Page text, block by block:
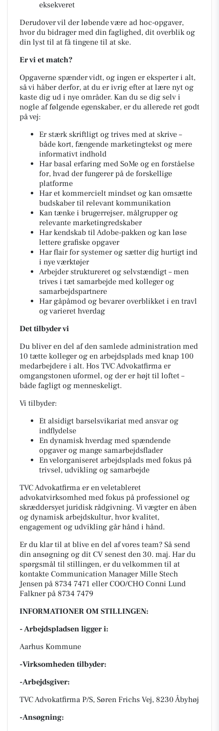
eksekveret
Derudover vil der løbende være ad hoc-opgaver,
hvor du bidrager med din faglighed, dit overblik og
din lyst til at få tingene til at ske.
Er vi et match?
Opgaverne spænder vidt, og ingen er eksperter i alt,
så vi håber derfor, at du er ivrig efter at lære nyt og
kaste dig ud i nye områder. Kan du se dig selv i
nogle af følgende egenskaber, er du allerede ret godt
på vej:
Er stærk skriftligt og trives med at skrive –
både kort, fængende marketingtekst og mere
informativt indhold
Har basal erfaring med SoMe og en forståelse
for, hvad der fungerer på de forskellige
platforme
Har et kommercielt mindset og kan omsætte
budskaber til relevant kommunikation
Kan tænke i brugerrejser, målgrupper og
relevante marketingredskaber
Har kendskab til Adobe-pakken og kan løse
lettere grafiske opgaver
Har flair for systemer og sætter dig hurtigt ind
i nye værktøjer
Arbejder struktureret og selvstændigt – men
trives i tæt samarbejde med kolleger og
samarbejdspartnere
Har gåpåmod og bevarer overblikket i en travl
og varieret hverdag
Det tilbyder vi
Du bliver en del af den samlede administration med
10 tætte kolleger og en arbejdsplads med knap 100
medarbejdere i alt. Hos TVC Advokatfirma er
omgangstonen uformel, og der er højt til loftet –
både fagligt og menneskeligt.
Vi tilbyder:
Et alsidigt barselsvikariat med ansvar og
indflydelse
En dynamisk hverdag med spændende
opgaver og mange samarbejdsflader
En velorganiseret arbejdsplads med fokus på
trivsel, udvikling og samarbejde
TVC Advokatfirma er en veletableret
advokatvirksomhed med fokus på professionel og
skræddersyet juridisk rådgivning. Vi vægter en åben
og dynamisk arbejdskultur, hvor kvalitet,
engagement og udvikling går hånd i hånd.
Er du klar til at blive en del af vores team? Så send
din ansøgning og dit CV senest den 30. maj. Har du
spørgsmål til stillingen, er du velkommen til at
kontakte Communication Manager Mille Stech
Jensen på 8734 7471 eller COO/CHO Conni Lund
Falkner på 8734 7479
INFORMATIONER OM STILLINGEN:
- Arbejdspladsen ligger i:
Aarhus Kommune
-Virksomheden tilbyder:
-Arbejdsgiver:
TVC Advokatfirma P/S, Søren Frichs Vej, 8230 Åbyhøj
-Ansøgning: